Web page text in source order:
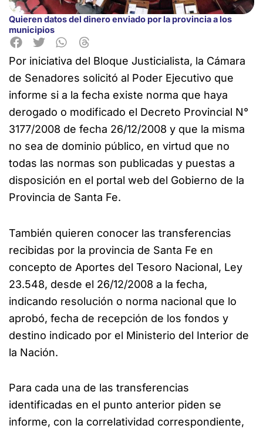
Quieren datos del dinero enviado por la provincia a los
municipios
Por iniciativa del Bloque Justicialista, la Cámara
de Senadores solicitó al Poder Ejecutivo que
informe si a la fecha existe norma que haya
derogado o modificado el Decreto Provincial N°
3177/2008 de fecha 26/12/2008 y que la misma
no sea de dominio público, en virtud que no
todas las normas son publicadas y puestas a
disposición en el portal web del Gobierno de la
Provincia de Santa Fe.
También quieren conocer las transferencias
recibidas por la provincia de Santa Fe en
concepto de Aportes del Tesoro Nacional, Ley
23.548, desde el 26/12/2008 a la fecha,
indicando resolución o norma nacional que lo
aprobó, fecha de recepción de los fondos y
destino indicado por el Ministerio del Interior de
la Nación.
Para cada una de las transferencias
identificadas en el punto anterior piden se
informe, con la correlatividad correspondiente,